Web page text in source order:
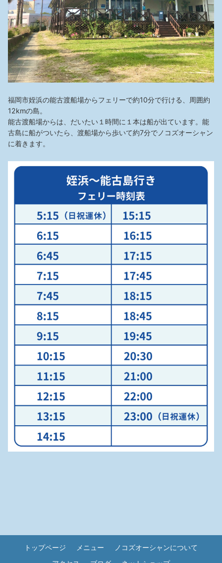
福岡市姪浜の能古渡船場からフェリーで約10分で行ける、周囲約
12kmの島。
能古渡船場からは、だいたい１時間に１本は船が出ています。能
古島に船がついたら、渡船場から歩いて約7分でノコズオーシャン
に着きます。
トップページ メニュー
ノコズオーシャンについて